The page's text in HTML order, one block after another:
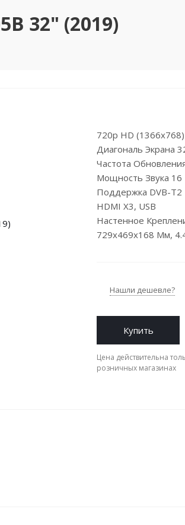
32" (2019)
720p HD (1366x768)
Диагональ Экрана
Частота
Мощность Звука 16
Поддержка DVB-T2
HDMI X3, USB
Настенное
729x469x168 Мм,
Нашли дешевле?
Купить
Цена действительна
розничных магазинах